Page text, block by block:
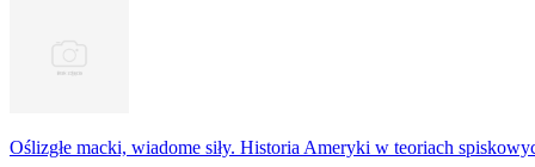
Oślizgłe macki, wiadome siły. Historia Ameryki w teoriach